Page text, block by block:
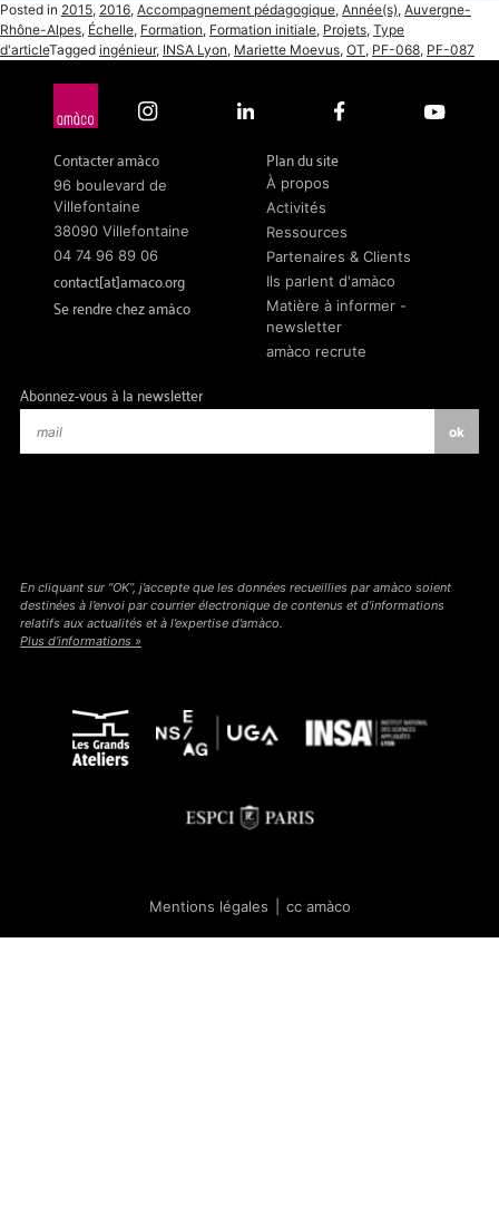
Posted in 2015, 2016, Accompagnement pédagogique, Année(s), Auvergne-
Rhône-Alpes, Échelle, Formation, Formation initiale, Projets, Type
d'articleTagged ingénieur, INSA Lyon, Mariette Moevus, OT, PF-068, PF-087
Contacter amàco
96 boulevard de
Villefontaine
38090 Villefontaine
04 74 96 89 06
contact[at]amaco.org
Se rendre chez amàco
Plan du site
À propos
Activités
Ressources
Partenaires & Clients
Ils parlent d'amàco
Matière à informer -
newsletter
amàco recrute
Abonnez-vous à la newsletter
En cliquant sur “OK”, j’accepte que les données recueillies par amàco soient
destinées à l’envoi par courrier électronique de contenus et d’informations
relatifs aux actualités et à l’expertise d’amàco.
Plus d’informations »
Mentions légales cc amàco